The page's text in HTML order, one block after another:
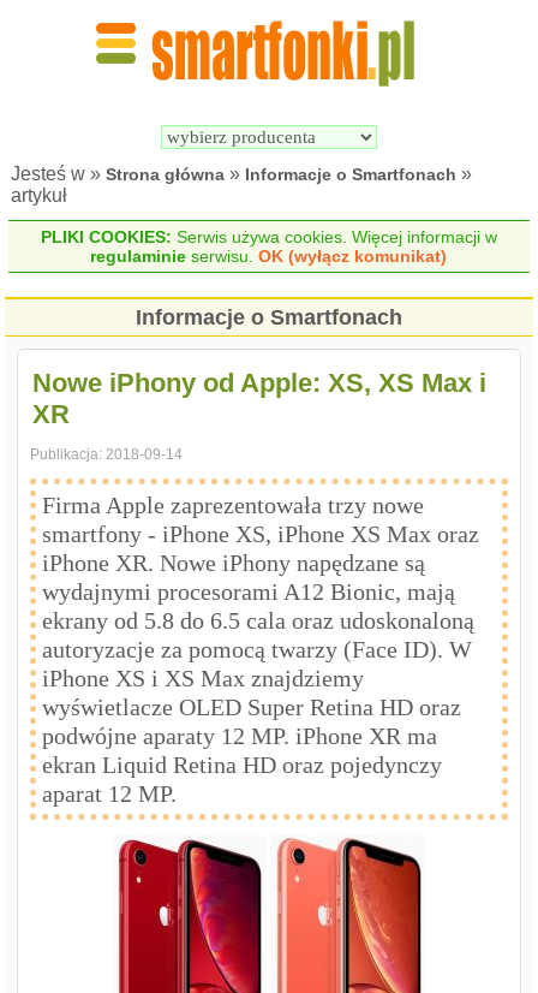
Jesteś w »Strona główna » Informacje o Smartfonach »
artykuł
PLIKI COOKIES: Serwis używa cookies. Więcej informacji w
regulaminie serwisu.OK (wyłącz komunikat)
Informacje o Smartfonach
Nowe iPhony od Apple: XS, XS Max i
XR
Publikacja:2018-09-14
Firma Apple zaprezentowała trzy nowe
smartfony - iPhone XS, iPhone XS Max oraz
iPhone XR. Nowe iPhony napędzane są
wydajnymi procesorami A12 Bionic, mają
ekrany od 5.8 do 6.5 cala oraz udoskonaloną
autoryzacje za pomocą twarzy (Face ID). W
iPhone XS i XS Max znajdziemy
wyświetlacze OLED Super Retina HD oraz
podwójne aparaty 12 MP. iPhone XR ma
ekran Liquid Retina HD oraz pojedynczy
aparat 12 MP.